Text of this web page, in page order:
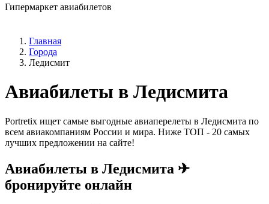
Гипермаркет авиабилетов
Главная
Города
Ледисмит
Авиабилеты в Ледисмита
Portretix ищет самые выгодные авиаперелеты в Ледисмита по
всем авиакомпаниям России и мира. Ниже ТОП - 20 самых
лучших предложении на сайте!
Авиабилеты в Ледисмита ✈
бронируйте онлайн